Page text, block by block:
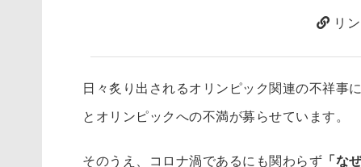
リ
日々炙り出されるオリンピック関連の不祥事
とオリンピックへの不満が募らせています。
そのうえ、コロナ渦であるにも関わらず 「な